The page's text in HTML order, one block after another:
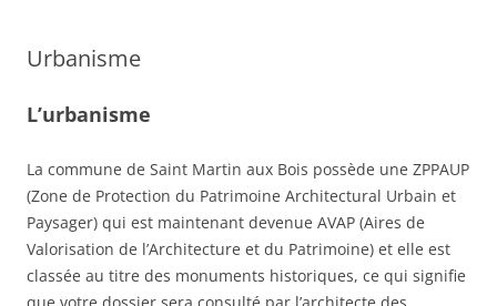
Urbanisme
L’urbanisme
La commune de Saint Martin aux Bois possède une ZPPAUP
(Zone de Protection du Patrimoine Architectural Urbain et
Paysager) qui est maintenant devenue AVAP (Aires de
Valorisation de l’Architecture et du Patrimoine) et elle est
classée au titre des monuments historiques, ce qui signifie